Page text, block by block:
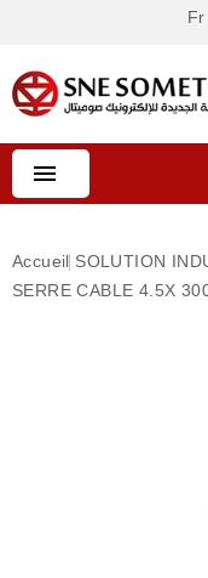
Fr

Accueil SOLUTION
SERRE CABLE 4.5X